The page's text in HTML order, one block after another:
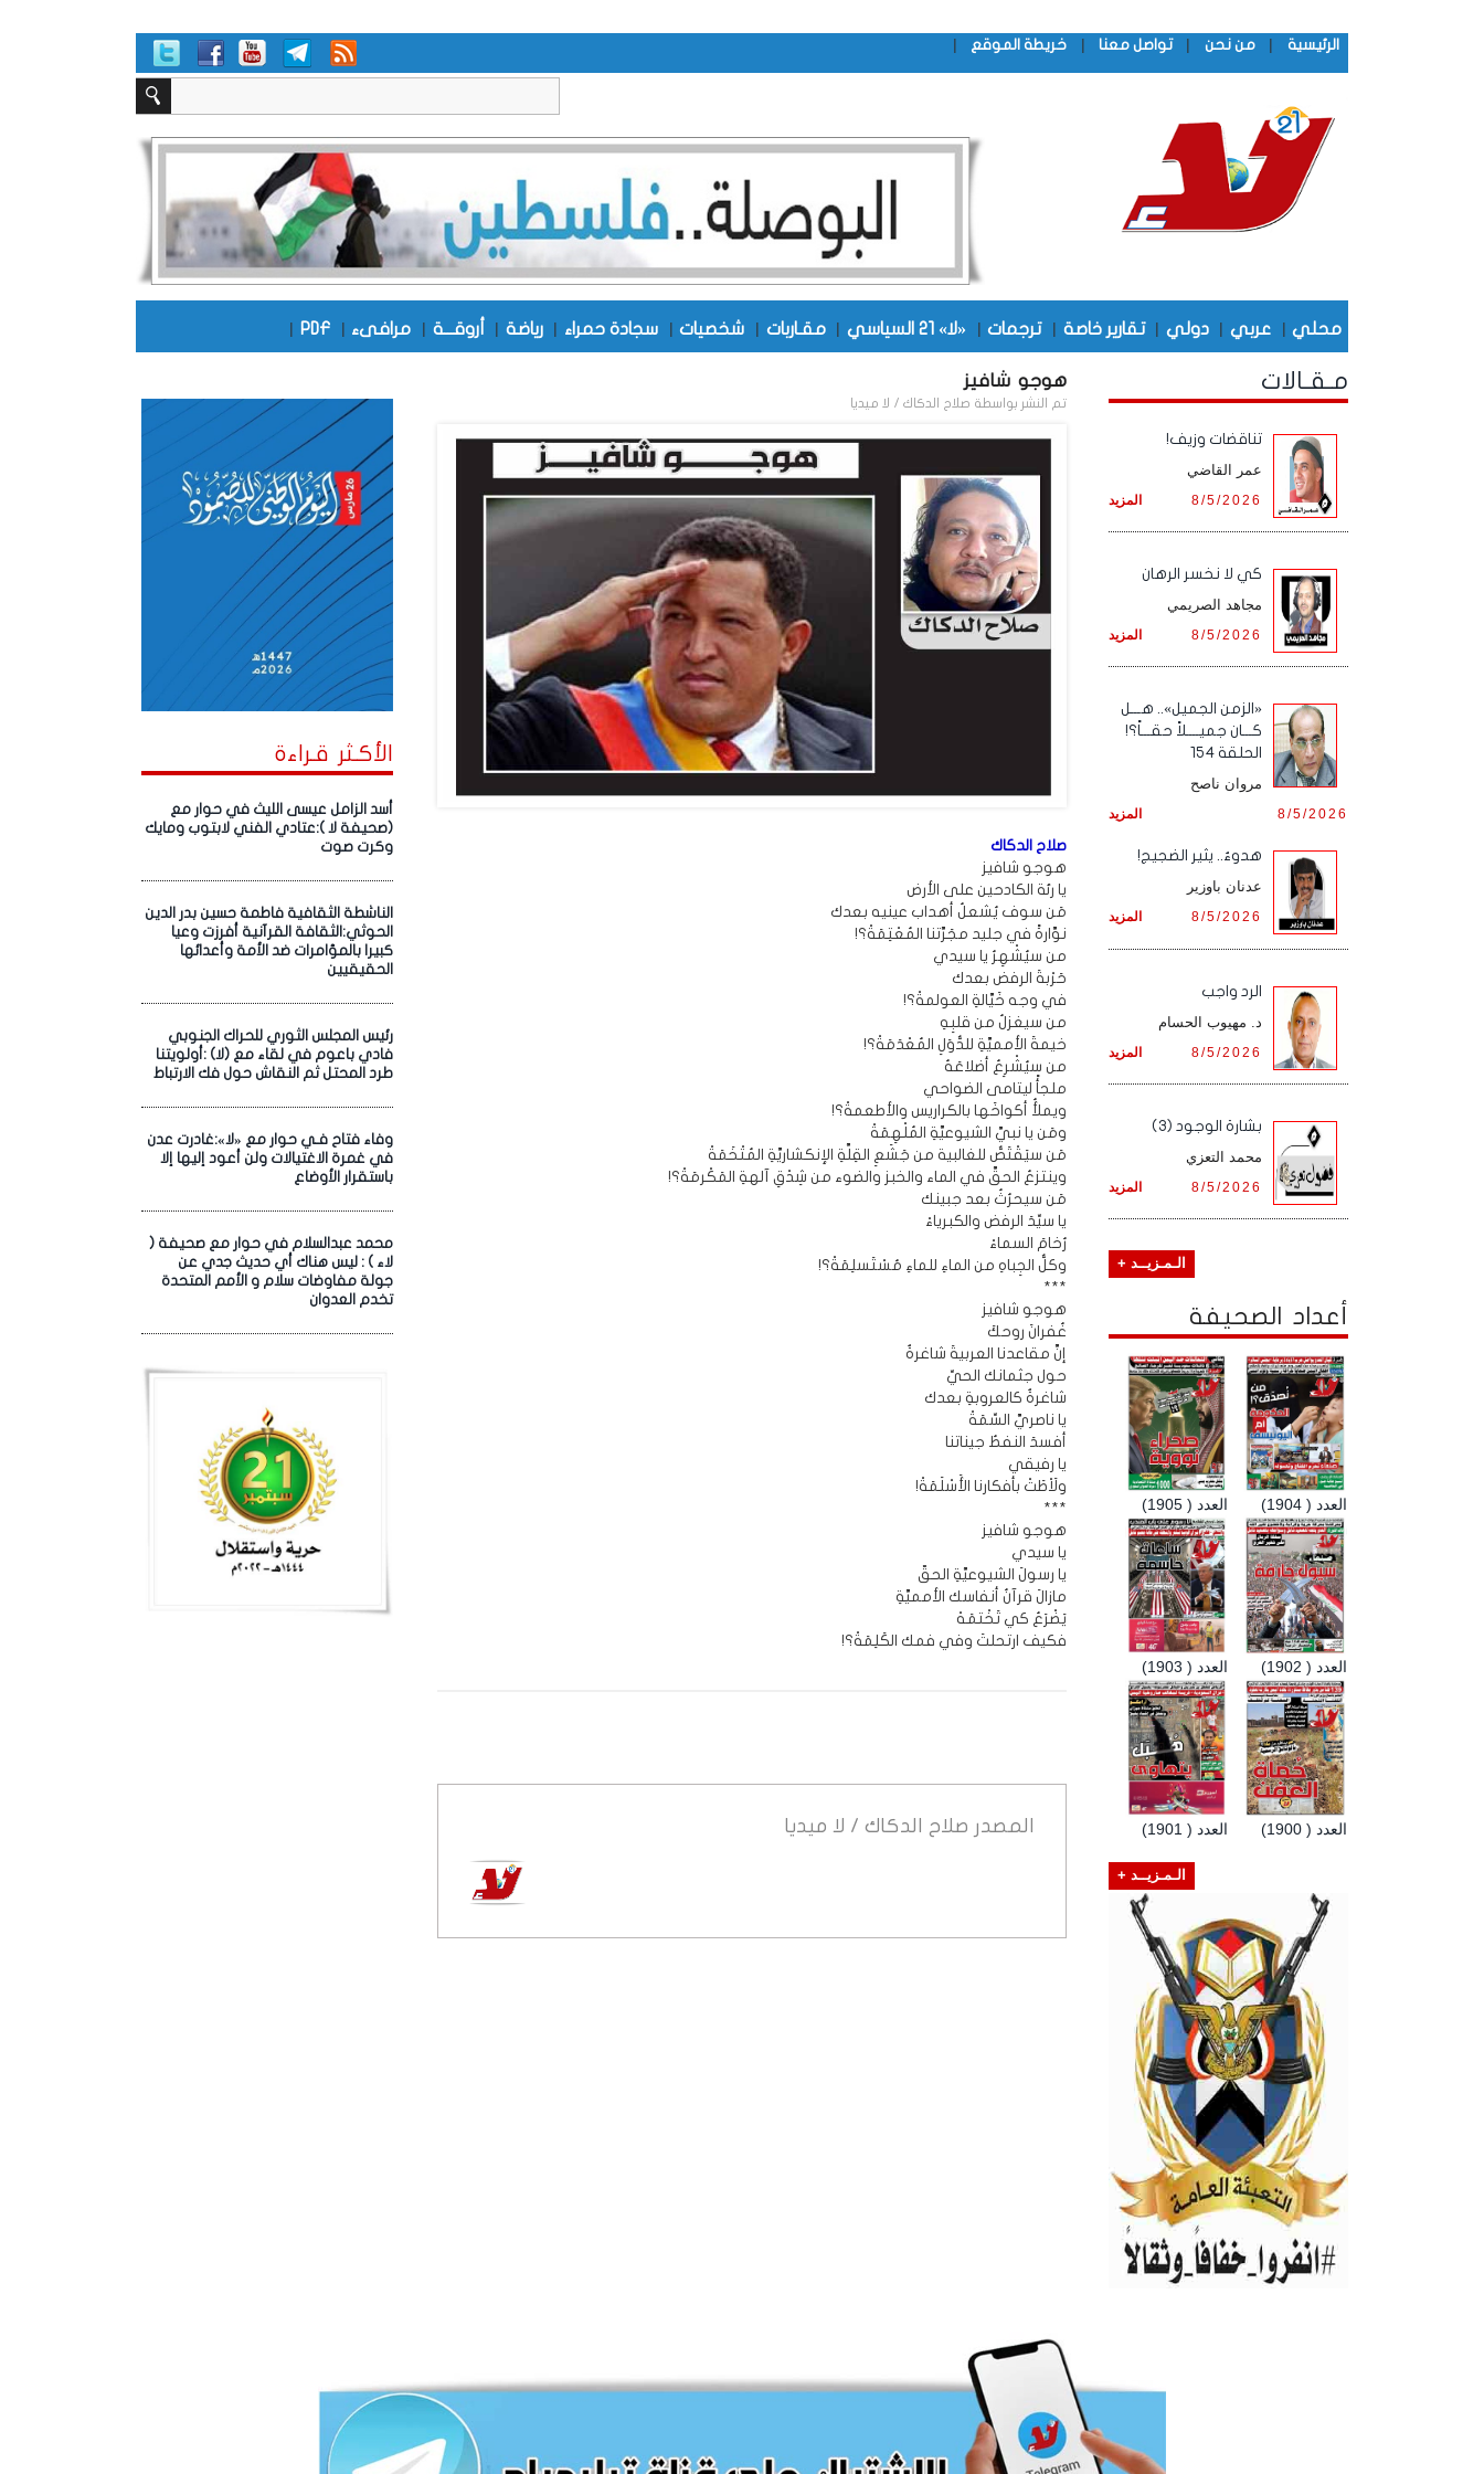
الرئيسية | من نحن | تواصل معنا | خريطة الموقع |
محلي | عربي | دولي | تقارير خاصة | ترجمات | «لا» 21 السياسي | مقـاربات | شخصيات | سجادة حمراء | رياضة | أروقـــة | مرافىء |
PDF
|
الأكـثر قـراءة
أسد الزامل عيسى الليث في حوار مع
(صحيفة لا ):عتادي الفني لابتوب ومايك
وكرت صوت
الناشطة الثقافية فاطمة حسين بدر الدين
الحوثي:الثقافة القرآنية أفرزت وعيا
كبيرا بالمؤامرات ضد الأمة وأعدائها
الحقيقيين
رئيس المجلس الثوري للحراك الجنوبي
فادي باعوم في لقاء مع (لا) :أولويتنا
طرد المحتل ثم النقاش حول فك الارتباط
وفاء فتاح فـي حوار مع «لا»:غادرت عدن
في غمرة الاغتيالات ولن أعود إليها إلا
باستقرار الأوضاع
محمد عبدالسلام في حوار مع صحيفة (
لاء ) : ليس هناك أي حديث جدي عن
جولة مفاوضات سلام و الأمم المتحدة
تخدم العدوان
هوجو شافيز
تم النشر بواسطة صلاح الدكاك / لا ميديا
صلاح الدكاك
هوجو شافيز
يا رئة الكادحين على الأرض
مَن سوف يُشعلُ أهداب عينيه بعدك
نوَّارةً في جليد مجَرَّتنا المُعْتِمَةْ؟!
من سيُشْهِرُ يا سيدي
حَرْبةَ الرفض بعدك
في وجه خَيَّالةِ العولمةْ؟!
من سيغزلُ من قلبِهِ
خيمةَ الأمميَّةِ للدُّوَلِ المُعْدَمَةْ؟!
من سيُشْرِعُ أضلاعَهُ
ملجأً ليتامى الضواحي
ويملأُ أكواخَها بالكراريس والأطعمةْ؟!
ومَن يا نبيَّ الشيوعيَّةِ المُلْهِمَةْ
مَن سيَقْتَصُّ للغالبية من جَشَعِ القِلَّةِ الإنكشاريَّةِ المُتْخَمَةْ
وينتزعُ الحقَّ في الماء والخبز والضوء من شِدْقِ آلهةِ المَكْرمَةْ؟!
مَن سيحرُثُ بعد جبينك
يا سيِّدَ الرفض والكبرياءْ
رُخامَ السماءْ
وكلُّ الجِباهِ من الماءِ للماءِ مُسْتَسلِمَةْ؟!
***
هوجو شافيز
غُفرانَ روحكَ
إنَّ مقاعدنا العربيةَ شاغرةٌ
حول جثمانك الحيِّ
شاغرةٌ كالعروبةِ بعدك
يا ناصريَّ السِّمَةْ
أفسدَ النفطُ جيناتنا
يا رفيقي
ولَاْطَتْ بأفكارنا الأَسْلَمَةْ!
***
هوجو شافيز
يا سيدي
يا رسولَ الشيوعيَّةِ الحقّ
مازالَ قرآنُ أنفاسك الأمميَّةِ
يَضْرَعُ كي تَخْتمَهْ
فكيف ارتحلتَ وفي فمك الكَلِمَةْ؟!
المصدر صلاح الدكاك / لا ميديا
مـقـالات
تناقضات وزيف!
عمر القاضي
المزيد 8/5/2026
كي لا نخسر الرهان
مجاهد الصريمي
المزيد 8/5/2026
«الزمن الجميل».. هـــل
كـــان جميــــلاً حقـــاً؟!
الحلقة 154
مروان ناصح
المزيد 8/5/2026
هدوءٌ.. يثير الضجيج!
عدنان باوزير
المزيد 8/5/2026
الرد واجب
د. مهيوب الحسام
المزيد 8/5/2026
بشارة الوجود (3)
محمد التعزي
المزيد 8/5/2026
الـمـزيــد +
أعداد الصحيفة
العدد ( 1905) العدد ( 1904)
العدد ( 1903) العدد ( 1902)
العدد ( 1901) العدد ( 1900)
الـمـزيــد +